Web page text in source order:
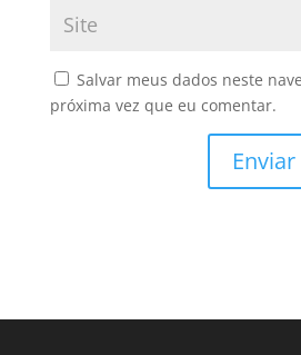
Salvar meus dados neste
próxima vez que eu comentar.